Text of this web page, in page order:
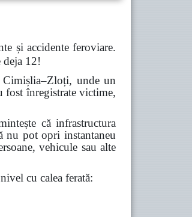
și accidente feroviare.
deja 12!
unde un
înregistrate victime,
că infrastructura
nu pot opri instantaneu
vehicule sau alte
cu calea ferată: